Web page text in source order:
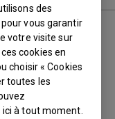
des
vous garantir
votre visite sur
cookies en
choisir « Cookies
toutes les
à tout moment.
pilote